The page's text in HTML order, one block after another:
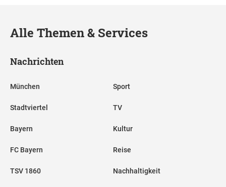
Alle Themen & Services
Nachrichten
München
Stadtviertel
Bayern
FC Bayern
TSV 1860
Sport
TV
Kultur
Reise
Nachhaltigkeit